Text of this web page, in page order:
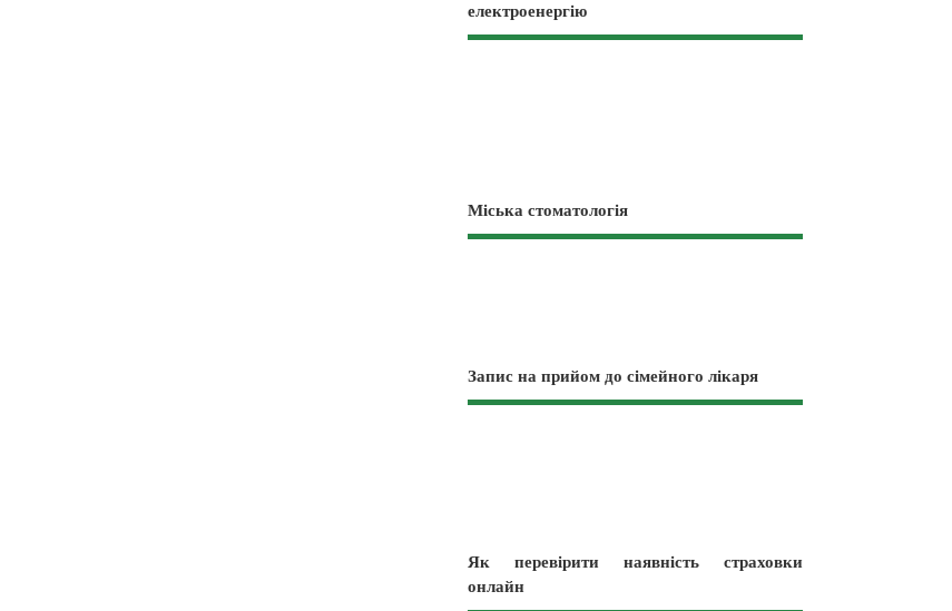
електроенергію
Міська стоматологія
Запис на прийом до сімейного лікаря
Як перевірити наявність страховки
онлайн